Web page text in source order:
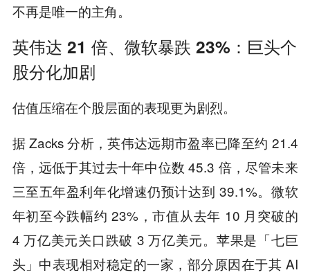
不再是唯一的主角。
英伟达 21 倍、微软暴跌 23%：巨头个
股分化加剧
估值压缩在个股层面的表现更为剧烈。
据 Zacks 分析，英伟达远期市盈率已降至约 21.4
倍，远低于其过去十年中位数 45.3 倍，尽管未来
三至五年盈利年化增速仍预计达到 39.1%。微软
年初至今跌幅约 23%，市值从去年 10 月突破的
4 万亿美元关口跌破 3 万亿美元。苹果是「七巨
头」中表现相对稳定的一家，部分原因在于其 AI